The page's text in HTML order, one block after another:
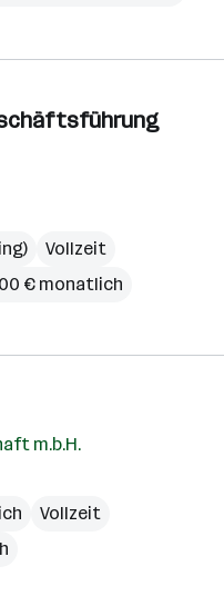
Vollzeit
€ monatlich
m.b.H.
Vollzeit